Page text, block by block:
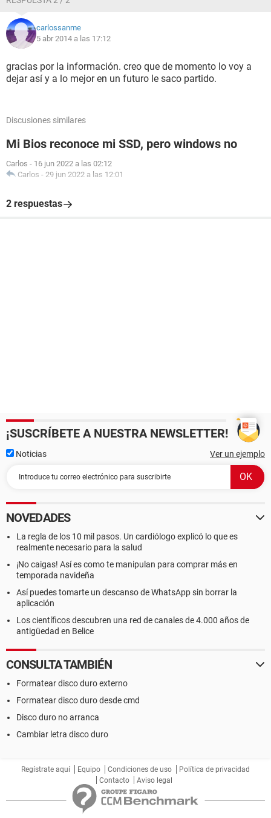
carlossanme
5 abr 2014 a las 17:12
gracias por la información. creo que de momento lo voy a
dejar así y a lo mejor en un futuro le saco partido.
Discusiones similares
Mi Bios reconoce mi SSD, pero windows no
Carlos - 16 jun 2022 a las 02:12
Carlos - 29 jun 2022 a las 12:01
2 respuestas
¡SUSCRÍBETE A NUESTRA NEWSLETTER!
Noticias Ver un ejemplo
NOVEDADES
La regla de los 10 mil pasos. Un cardiólogo explicó lo que es
realmente necesario para la salud
¡No caigas! Así es como te manipulan para comprar más en
temporada navideña
Así puedes tomarte un descanso de WhatsApp sin borrar la
aplicación
Los científicos descubren una red de canales de 4.000 años de
antigüedad en Belice
CONSULTA TAMBIÉN
Formatear disco duro externo
Formatear disco duro desde cmd
Disco duro no arranca
Cambiar letra disco duro
Regístrate aquí Equipo Condiciones de uso
Política de privacidad
Contacto
Aviso legal